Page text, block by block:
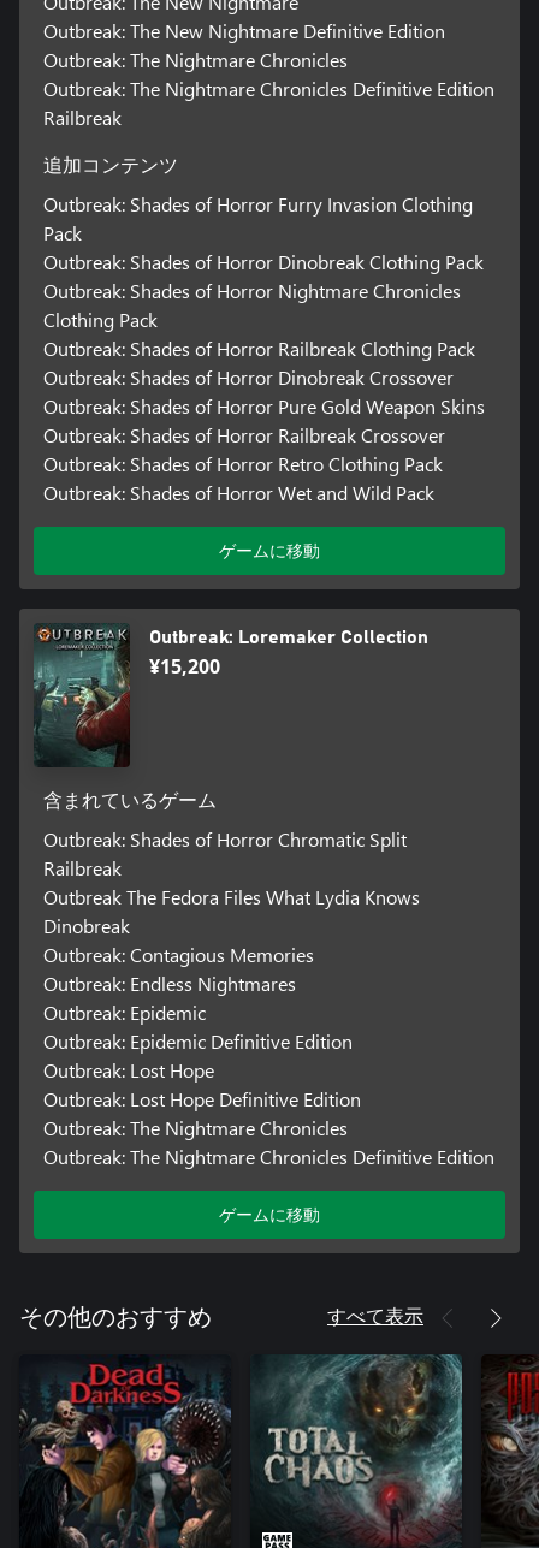
Outbreak: The New Nightmare Definitive Edition
Outbreak: The Nightmare Chronicles
Outbreak: The Nightmare Chronicles Definitive Edition
Railbreak
追加コンテンツ
Outbreak: Shades of Horror Furry Invasion Clothing
Pack
Outbreak: Shades of Horror Dinobreak Clothing Pack
Outbreak: Shades of Horror Nightmare Chronicles
Clothing Pack
Outbreak: Shades of Horror Railbreak Clothing Pack
Outbreak: Shades of Horror Dinobreak Crossover
Outbreak: Shades of Horror Pure Gold Weapon Skins
Outbreak: Shades of Horror Railbreak Crossover
Outbreak: Shades of Horror Retro Clothing Pack
Outbreak: Shades of Horror Wet and Wild Pack
ゲームに移動
Outbreak: Loremaker Collection
¥15,200
含まれているゲーム
Outbreak: Shades of Horror Chromatic Split
Railbreak
Outbreak The Fedora Files What Lydia Knows
Dinobreak
Outbreak: Contagious Memories
Outbreak: Endless Nightmares
Outbreak: Epidemic
Outbreak: Epidemic Definitive Edition
Outbreak: Lost Hope
Outbreak: Lost Hope Definitive Edition
Outbreak: The Nightmare Chronicles
Outbreak: The Nightmare Chronicles Definitive Edition
ゲームに移動
その他のおすすめ すべて表示